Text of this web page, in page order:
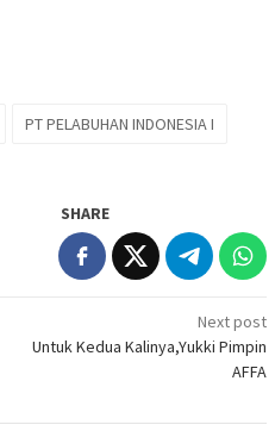
PT PELABUHAN INDONESIA I
SHARE
Next post
Untuk Kedua Kalinya,Yukki Pimpin
AFFA